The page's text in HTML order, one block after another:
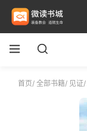
首页/ 全部书籍/ 见证/